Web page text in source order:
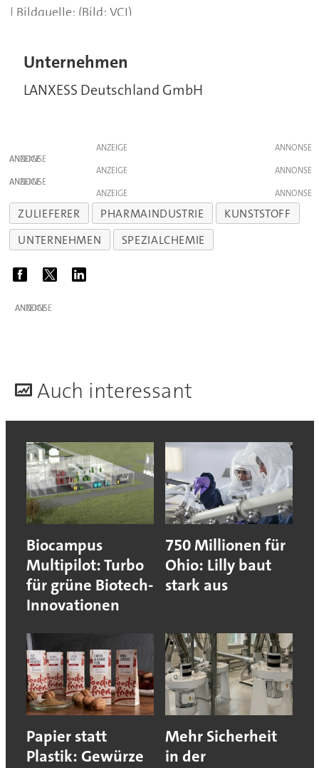
(Bild: VCI)
Unternehmen
LANXESS Deutschland GmbH
ANZEIGE
ANZEIGE
ANZEIGE
ANZEIGE
ANZEIGE
ZULIEFERER PHARMAINDUSTRIE
KUNSTSTOFF
UNTERNEHMEN
SPEZIALCHEMIE
ANZEIGE
Auch interessant
Biocampus
Multipilot: Turbo
für grüne Biotech-
Innovationen
750 Millionen für
Ohio: Lilly baut
stark aus
Papier statt
Plastik: Gewürze
Mehr Sicherheit
in der